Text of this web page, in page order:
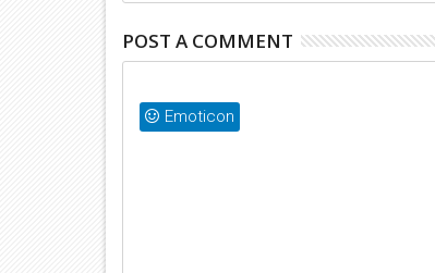
POST A COMMENT
Emoticon